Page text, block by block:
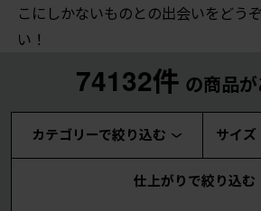
こにしかないものとの出会いをどう
い！
74132件 の商品
カテゴリーで絞り込む サイズ
仕上がりで絞り込む